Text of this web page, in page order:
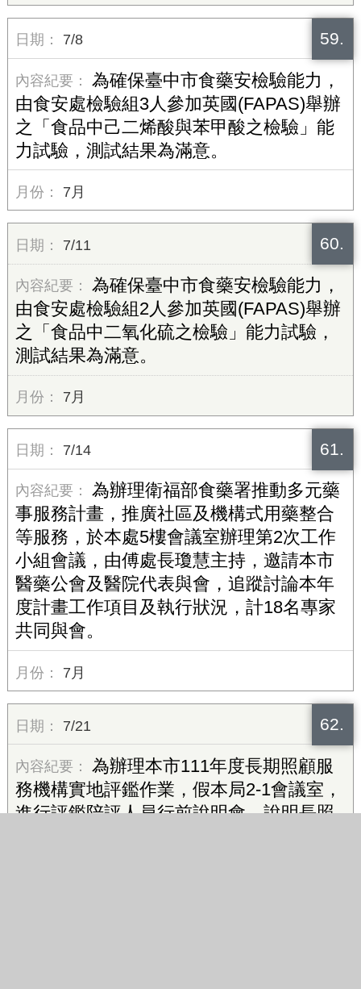
59.
7/8
為確保臺中市食藥安檢驗能力，
由食安處檢驗組3人參加英國(FAPAS)舉辦
之「食品中己二烯酸與苯甲酸之檢驗」能
力試驗，測試結果為滿意。
7月
60.
7/11
為確保臺中市食藥安檢驗能力，
由食安處檢驗組2人參加英國(FAPAS)舉辦
之「食品中二氧化硫之檢驗」能力試驗，
測試結果為滿意。
7月
61.
7/14
為辦理衛福部食藥署推動多元藥
事服務計畫，推廣社區及機構式用藥整合
等服務，於本處5樓會議室辦理第2次工作
小組會議，由傅處長瓊慧主持，邀請本市
醫藥公會及醫院代表與會，追蹤討論本年
度計畫工作項目及執行狀況，計18名專家
共同與會。
7月
62.
7/21
為辦理本市111年度長期照顧服
務機構實地評鑑作業，假本局2-1會議室，
進行評鑑陪評人員行前說明會，說明長照